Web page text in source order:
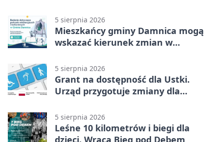
5 sierpnia 2026
Mieszkańcy gminy Damnica mogą
wskazać kierunek zmian w
5 sierpnia 2026
Grant na dostępność dla Ustki.
Urząd przygotuje zmiany dla
5 sierpnia 2026
Leśne 10 kilometrów i biegi dla
dzieci. Wraca Bieg pod Dębem